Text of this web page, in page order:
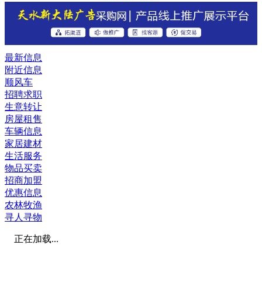
最新信息
附近信息
顺风车
招聘求职
生意转让
房屋租售
车辆信息
家居建材
生活服务
物品买卖
招商加盟
优惠信息
农林牧渔
寻人寻物
正在加载...